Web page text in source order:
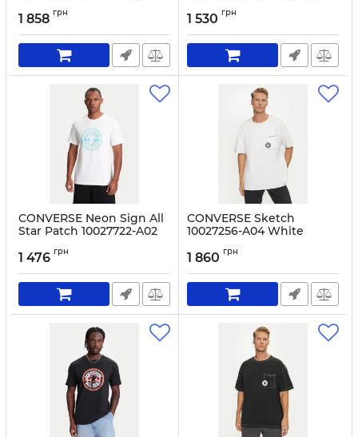
Артикул:
1 858 грн
Артикул:
1 530 грн
CONVERSE Neon Sign All
Star Patch 10027722-A02
Артикул:
1 476 грн
CONVERSE Sketch
10027256-A04 White
1 860 грн